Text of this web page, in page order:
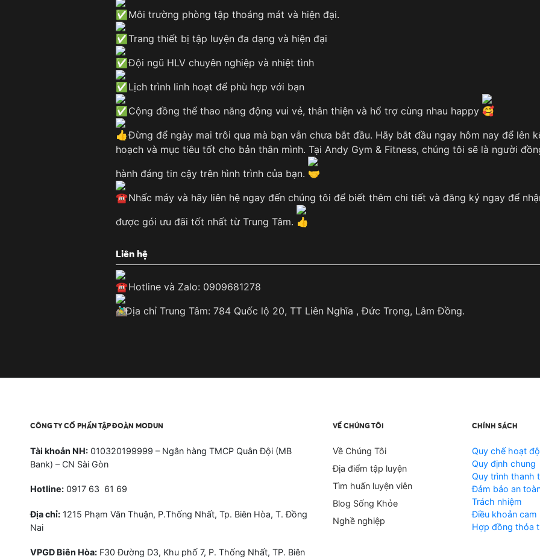
Môi trường phòng tập thoáng mát và hiện đại.
Trang thiết bị tập luyện đa dạng và hiện đại
Đội ngũ HLV chuyên nghiệp và nhiệt tình
Lịch trình linh hoạt để phù hợp với bạn
Cộng đồng thể thao năng động vui vẻ, thân thiện và hổ trợ cùng nhau happy
Đừng để ngày mai trôi qua mà bạn vẫn chưa bắt đầu. Hãy bắt đầu ngay hôm nay để lên
hoạch và mục tiêu tốt cho bản thân mình. Tại Andy Gym & Fitness, chúng tôi sẽ là người
hành đáng tin cậy trên hình trình của bạn.
Nhấc máy và hãy liên hệ ngay đến chúng tôi để biết thêm chi tiết và đăng ký ngay để
được gói ưu đãi tốt nhất từ Trung Tâm.
Liên hệ
Hotline và Zalo: 0909681278
Địa chỉ Trung Tâm: 784 Quốc lộ 20, TT Liên Nghĩa , Đức Trọng, Lâm Đồng.
CÔNG TY CỔ PHẦN TẬP ĐOÀN MODUN
Tài khoản NH: 010320199999 – Ngân hàng TMCP Quân Đội (MB
Bank) – CN Sài Gòn
Hotline: 0917 63 61 69
Địa chỉ: 1215 Phạm Văn Thuận, P.Thống Nhất, Tp. Biên Hòa, T. Đồng
Nai
VPGD Biên Hòa: F30 Đường D3, Khu phố 7, P. Thống Nhất, TP. Biên
VỀ CHÚNG TÔI
Về Chúng Tôi
Địa điểm tập luyện
Tìm huấn luyện viên
Blog Sống Khỏe
Nghề nghiệp
CHÍNH SÁCH
Quy chế hoạt
Quy định chung
Quy trình thanh
Đảm bảo an
Trách nhiệm
Điều khoản cam
Hợp đồng thỏa